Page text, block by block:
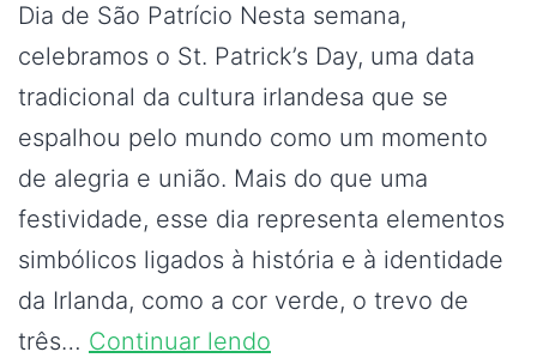
Dia de São Patrício Nesta semana,
celebramos o St. Patrick’s Day, uma data
tradicional da cultura irlandesa que se
espalhou pelo mundo como um momento
de alegria e união. Mais do que uma
festividade, esse dia representa elementos
simbólicos ligados à história e à identidade
da Irlanda, como a cor verde, o trevo de
três… Continuar lendo